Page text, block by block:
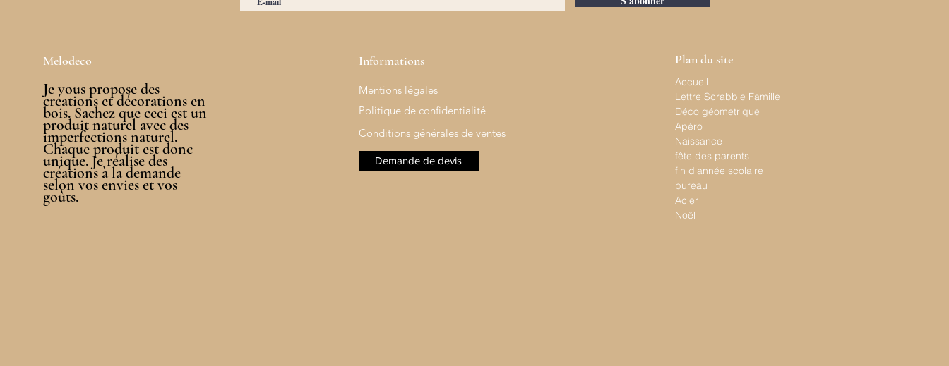
Melodeco
Je vous propose des
créations et décorations en
bois. Sachez que ceci est un
produit naturel avec des
imperfections naturel.
Chaque produit est donc
unique. Je réalise des
créations à la demande
selon vos envies et vos
goûts.
Informations
Mentions légales
Politique de confidentialité
Conditions générales de ventes
Demande de devis
Plan du site
Accueil
Lettre Scrabble Famille
Déco géometrique
Apéro
Naissance
fête des parents
fin d'année scolaire
bureau
Acier
Noël